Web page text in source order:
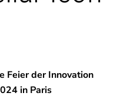
Feier der Innovation
in Paris